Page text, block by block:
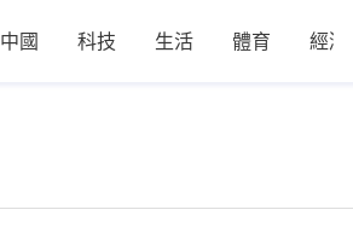
中國 科技 生活 體育 經濟